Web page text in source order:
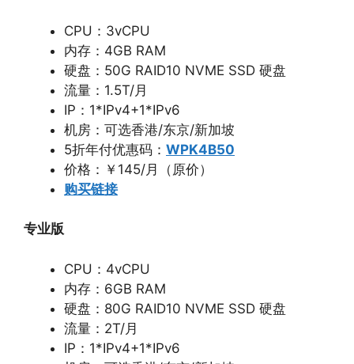
CPU：3vCPU
内存：4GB RAM
硬盘：50G RAID10 NVME SSD 硬盘
流量：1.5T/月
IP：1*IPv4+1*IPv6
机房：可选香港/东京/新加坡
5折年付优惠码： WPK4B50
价格：￥145/月（原价）
购买链接
专业版
CPU：4vCPU
内存：6GB RAM
硬盘：80G RAID10 NVME SSD 硬盘
流量：2T/月
IP：1*IPv4+1*IPv6